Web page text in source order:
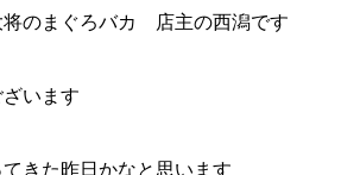
将のまぐろバカ 店主の西潟です
います
きた昨日かなと思います